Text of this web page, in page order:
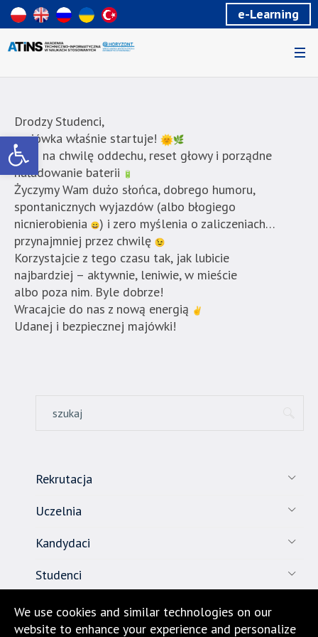
Wiadomość
dla
uzytkowników
ekranowychZnajdujesz
podstronie
"Majówka!
Akademia
Techniczno-
Informatyczna
Naukach
Stosowanych".
Strona
jest
wyposażona
przechodzić
znajduje
bezpośrednio
wiadomością.
Strona
nie
została
Otwórz pasek narzędzi
e-Learning
Drodzy Studenci,
majówka właśnie startuje!
Czas na chwilę oddechu, reset głowy i porządne
naładowanie baterii
Życzymy Wam dużo słońca, dobrego humoru,
spontanicznych wyjazdów (albo błogiego
nicnierobienia
) i zero myślenia o zaliczeniach…
przynajmniej przez chwilę
Korzystajcie z tego czasu tak, jak lubicie
najbardziej – aktywnie, leniwie, w mieście
albo poza nim. Byle dobrze!
Wracajcie do nas z nową energią
Udanej i bezpiecznej majówki!
Rekrutacja
Uczelnia
Kandydaci
Studenci
Pracownicy
We use cookies and similar technologies on our
website to enhance your experience and personalize